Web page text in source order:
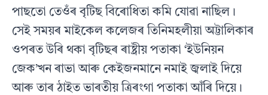
পাছতো তেওঁৰ বৃটিছ বিৰোধিতা কমি যোৱা নাছিল।
সেই সময়ৰ মাইকেল কলেজৰ তিনিমহলীয়া অট্টালিকাৰ
ওপৰত উৰি থকা বৃটিছৰ ৰাষ্ট্রীয় পতাকা ‘ইউনিয়ন
জেক’খন ৰাভা আৰু কেইজনমানে নমাই জ্বলাই দিয়ে
আৰু তাৰ ঠাইত ভাৰতীয় ত্ৰিৰংগা পতাকা আঁৰি দিয়ে।